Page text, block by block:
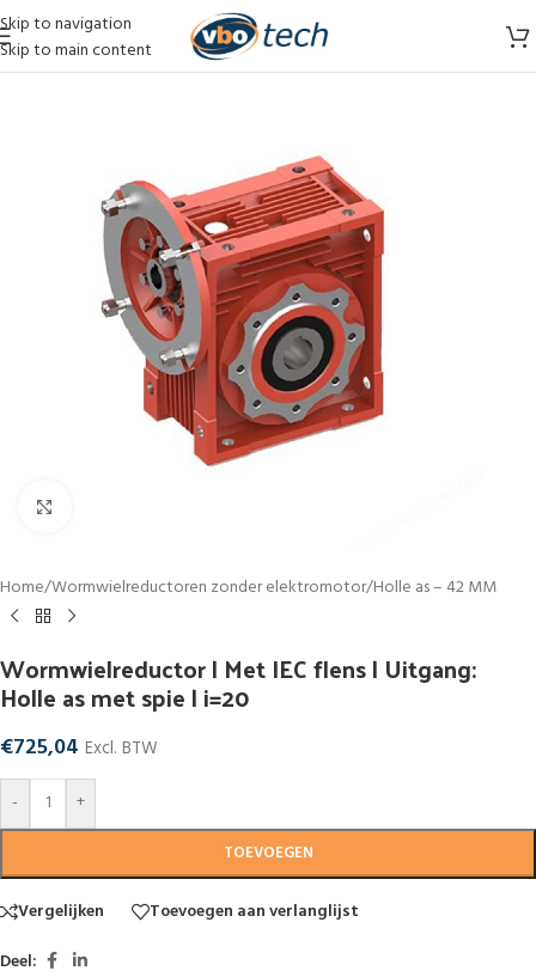
Skip to navigation
Skip to main content
Home/Wormwielreductoren zonder elektromotor/Holle as – 42 MM
Wormwielreductor | Met IEC flens | Uitgang:
Holle as met spie | i=20
€725,04 Excl. BTW
-
+
TOEVOEGEN
Vergelijken
Toevoegen aan verlanglijst
Deel: